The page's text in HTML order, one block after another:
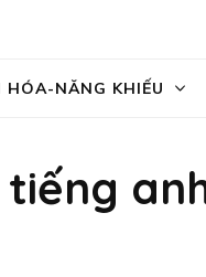
HÓA-NĂNG KHIẾU